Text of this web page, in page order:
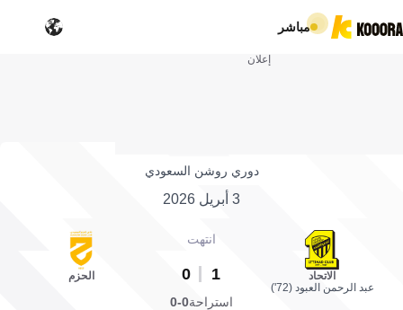
مباشر
إعلان
دوري روشن السعودي
3 أبريل 2026
الاتحاد
عبد الرحمن العبود (72')
انتهت
1
0 الحزم
استراحة0-0